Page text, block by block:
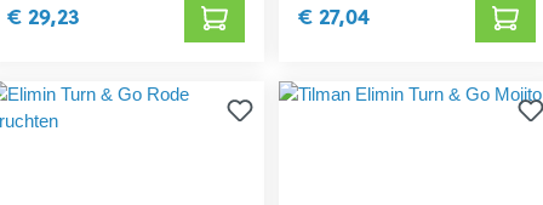
€ 29,23 € 27,04